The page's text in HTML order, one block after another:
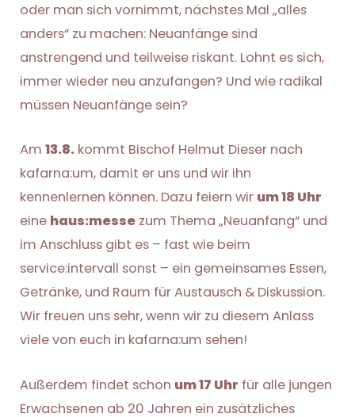
oder man sich vornimmt, nächstes Mal „alles
anders“ zu machen: Neuanfänge sind
anstrengend und teilweise riskant. Lohnt es sich,
immer wieder neu anzufangen? Und wie radikal
müssen Neuanfänge sein?
Am13.8. kommt Bischof Helmut Dieser nach
kafarna:um, damit er uns und wir ihn
kennenlernen können. Dazu feiern wir um 18 Uhr
eine haus:messe zum Thema „Neuanfang“ und
im Anschluss gibt es – fast wie beim
service:intervall sonst – ein gemeinsames Essen,
Getränke, und Raum für Austausch & Diskussion.
Wir freuen uns sehr, wenn wir zu diesem Anlass
viele von euch in kafarna:um sehen!
Außerdem findet schon um 17 Uhr für alle jungen
Erwachsenen ab 20 Jahren ein zusätzliches